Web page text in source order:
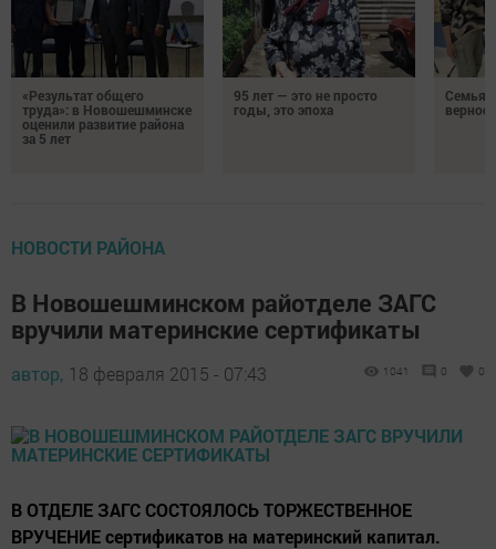
«Результат общего
труда»: в Новошешминске
оценили развитие района
за 5 лет
95 лет — это не просто
годы, это эпоха
Семья
НОВОСТИ РАЙОНА
В Новошешминском райотделе ЗАГС
вручили материнские сертификаты
автор, 18 февраля 2015 - 07:43 1041 0 0
В ОТДЕЛЕ ЗАГС СОСТОЯЛОСЬ ТОРЖЕСТВЕННОЕ
ВРУЧЕНИЕ сертификатов на материнский капитал.